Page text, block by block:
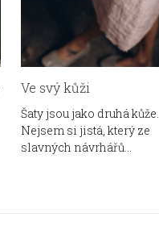
Ve svý kůži
Šaty jsou jako druhá kůže.
Nejsem si jistá, který ze
slavných návrhářů…